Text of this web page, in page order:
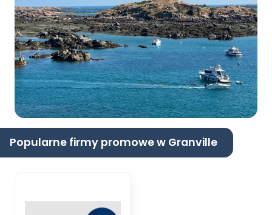
Popularne firmy promowe w Granville